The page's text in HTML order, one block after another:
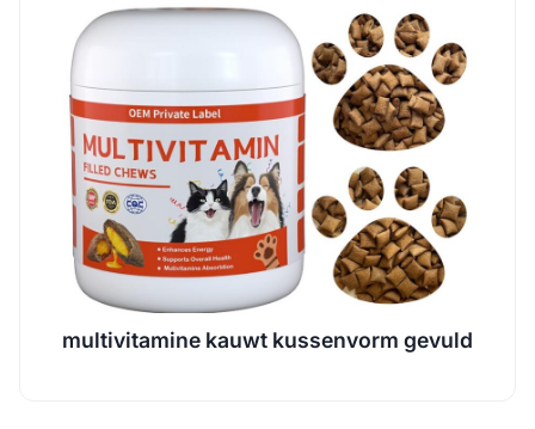
multivitamine kauwt kussenvorm gevuld